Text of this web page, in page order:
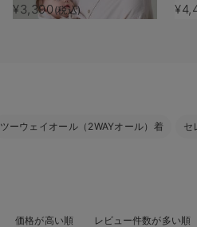
¥3,390 (税込)
ツーウェイオール（2WAYオール）着 セ
価格が高い順 レビュー件数が多い順